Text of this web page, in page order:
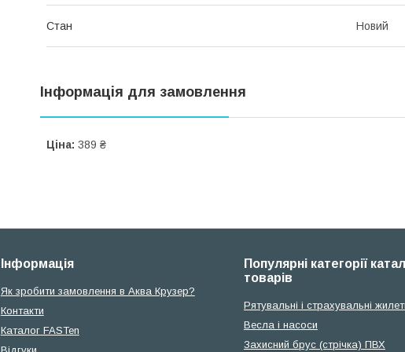
Стан Новий
Інформація для замовлення
Ціна: 389 ₴
Iнформація
Як зробити замовлення в Аква Крузер?
Контакти
Каталог FASTen
Відгуки
Популярні категорії
товарів
Рятувальні і страхувальні
Весла і насоси
Захисний брус (стрічка) ПВХ